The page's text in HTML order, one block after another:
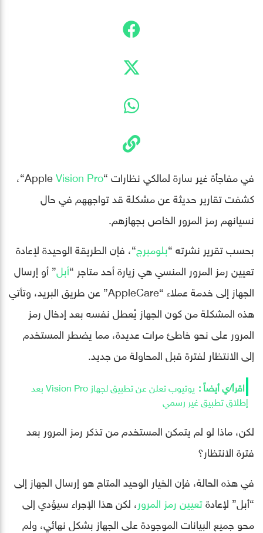
في مفاجأة غير سارة لمالكي نظارات “AppleVision Pro
“،
كشفت تقارير حديثة عن مشكلة قد تواجههم في حال
نسيانهم رمز المرور الخاص بجهازهم.
بحسب تقرير نشرته “بلومبرج“، فإن الطريقة الوحيدة لإعادة
تعيين رمز المرور المنسي هي زيارة أحد متاجر “أبل” أو إرسال
الجهاز إلى خدمة عملاء “AppleCare” عن طريق البريد، وتأتي
هذه المشكلة من كون الجهاز يُعطل نفسه بعد إدخال رمز
المرور على نحو خاطئ مرات عديدة، مما يضطر المستخدم
إلى الانتظار لفترة قبل المحاولة من جديد.
يوتيوب تعلن عن تطبيق لجهاز Vision Pro بعد
إطلاق تطبيق غير رسمي
لكن، ماذا لو لم يتمكن المستخدم من تذكر رمز المرور بعد
فترة الانتظار؟
في هذه الحالة، فإن الخيار الوحيد المتاح هو إرسال الجهاز إلى
“أبل” لإعادةتعيين رمز المرور، لكن هذا الإجراء سيؤدي إلى
محو جميع البيانات الموجودة على الجهاز بشكل نهائي، ولم